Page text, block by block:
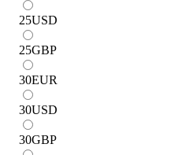
25USD
25GBP
30EUR
30USD
30GBP